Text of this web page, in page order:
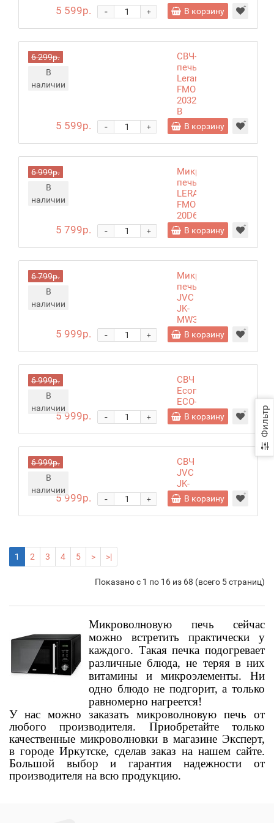
Фильтр
W
5 599р. +
- В корзину
6 299р.
В
наличии
СВЧ-
печь
Leran
FMO
2032
B
чёрный
5 599р. +
- В корзину
6 999р.
В
наличии
Микроволновая
печь
LERAN
FMO
20D66
B
5 799р. +
- В корзину
6 799р.
В
наличии
Микроволновая
печь
JVC
JK-
MW365S,
белый
5 999р. +
- В корзину
6 999р.
В
наличии
СВЧ
Econ
ECO-
2054T
5 999р. +
- В корзину
6 999р.
В
наличии
СВЧ
JVC
JK-
MW213MG
5 999р. +
- В корзину
1 2 3 4 5 > >|
Показано с 1 по 16 из 68 (всего 5 страниц)
Микроволновую печь сейчас
можно встретить практически у
каждого. Такая печка подогревает
различные блюда, не теряя в них
витамины и микроэлементы. Ни
одно блюдо не подгорит, а только
равномерно нагреется!
У нас можно заказать микроволновую печь от
любого производителя. Приобретайте только
качественные микроволновки в магазине Эксперт,
в городе Иркутске, сделав заказ на нашем сайте.
Большой выбор и гарантия надежности от
производителя на всю продукцию.